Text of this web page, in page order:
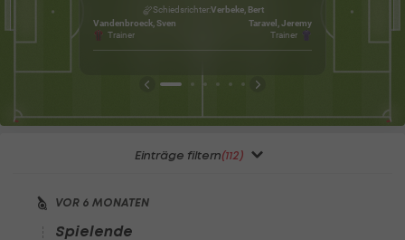
Verbeke, Bert
Schiedsrichter
Vandenbroeck, Sven
Trainer
Taravel, Jeremy
Trainer
Einträge filtern(112)
VOR 6 MONATEN
Spielende